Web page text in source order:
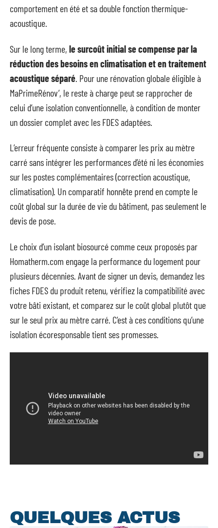
comportement en été et sa double fonction thermique-
acoustique.
Sur le long terme, le surcoût initial se compense par la
réduction des besoins en climatisation et en traitement
acoustique séparé . Pour une rénovation globale éligible à
MaPrimeRénov’, le reste à charge peut se rapprocher de
celui d’une isolation conventionnelle, à condition de monter
un dossier complet avec les FDES adaptées.
L’erreur fréquente consiste à comparer les prix au mètre
carré sans intégrer les performances d’été ni les économies
sur les postes complémentaires (correction acoustique,
climatisation). Un comparatif honnête prend en compte le
coût global sur la durée de vie du bâtiment, pas seulement le
devis de pose.
Le choix d’un isolant biosourcé comme ceux proposés par
Homatherm.com engage la performance du logement pour
plusieurs décennies. Avant de signer un devis, demandez les
fiches FDES du produit retenu, vérifiez la compatibilité avec
votre bâti existant, et comparez sur le coût global plutôt que
sur le seul prix au mètre carré. C’est à ces conditions qu’une
isolation écoresponsable tient ses promesses.
QUELQUES ACTUS